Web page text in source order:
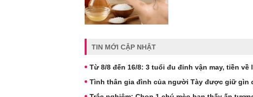
TIN MỚI CẬP NHẬT
Từ 8/8 đến 16/8: 3 tuổi đu đỉnh vận may, tiền về
Tình thân gia đình của người Tày được giữ gìn